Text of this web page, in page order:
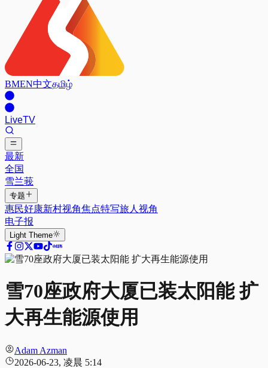
BMEN中文தமிழ்
LiveTV
最新
全国
雪兰莪
专题
惠民好康新村视角焦点特写旅人视角
电子报
Light Theme
雪70座政府大厦已装太阳能 扩
大再生能源使用
Adam Azman
2026-06-23, 凌晨 5:14